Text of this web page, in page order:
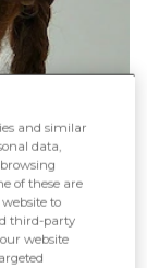
and similar
data,
of these are
to
third-party
website